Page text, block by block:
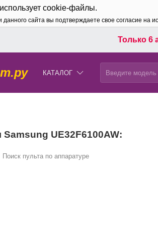
cookie-файлы.
данного сайта вы подтверждаете свое согласие на
Только 6
КАТАЛОГ
UE32F6100AW:
Поиск пульта по аппаратуре